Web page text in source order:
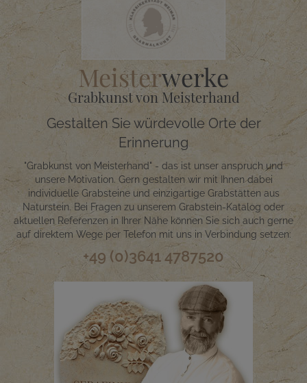
Meisterwerke
Grabkunst von Meisterhand
Gestalten Sie würdevolle Orte der
Erinnerung
"Grabkunst von Meisterhand" - das ist unser anspruch und
unsere Motivation. Gern gestalten wir mit Ihnen dabei
individuelle Grabsteine und einzigartige Grabstätten aus
Naturstein. Bei Fragen zu unserem Grabstein-Katalog oder
aktuellen Referenzen in Ihrer Nähe können Sie sich auch gerne
auf direktem Wege per Telefon mit uns in Verbindung setzen:
+49 (0)3641 4787520